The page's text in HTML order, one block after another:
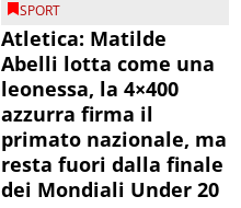
SPORT
Atletica: Matilde
Abelli lotta come una
leonessa, la 4×400
azzurra firma il
primato nazionale, ma
resta fuori dalla finale
dei Mondiali Under 20